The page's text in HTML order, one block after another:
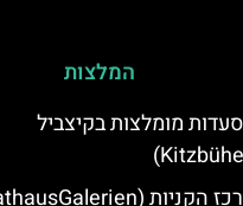
המלצות
מומלצות בקיצביל